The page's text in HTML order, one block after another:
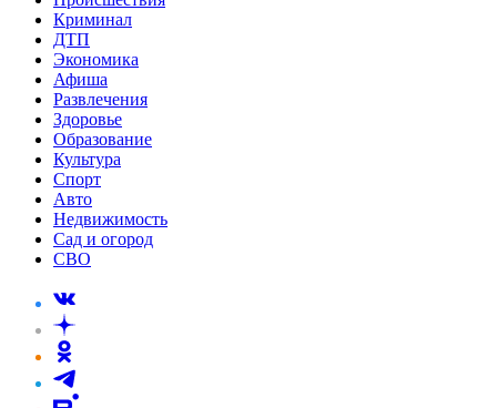
Криминал
ДТП
Экономика
Афиша
Развлечения
Здоровье
Образование
Культура
Спорт
Авто
Недвижимость
Сад и огород
СВО